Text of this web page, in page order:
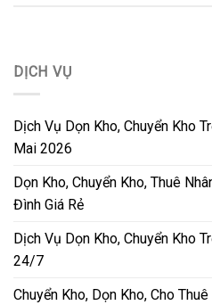
DỊCH VỤ
Dịch Vụ Dọn Kho, Chuyển Kho
Mai 2026
Dọn Kho, Chuyển Kho, Thuê
Đình Giá Rẻ
Dịch Vụ Dọn Kho, Chuyển Kho
24/7
Chuyển Kho, Dọn Kho, Cho